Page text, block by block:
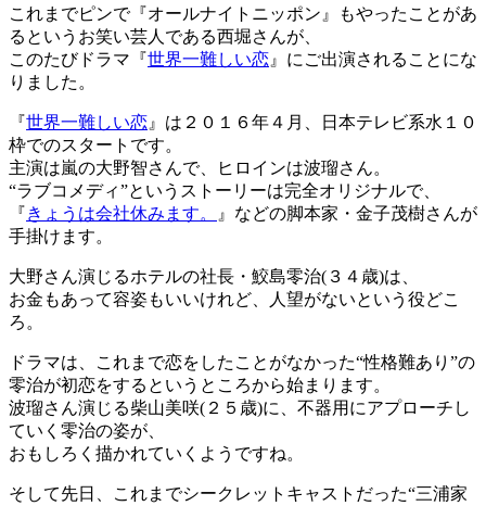
これまでピンで『オールナイトニッポン』もやったことがあ
るというお笑い芸人である西堀さんが、
このたびドラマ『世界一難しい恋 』にご出演されることにな
りました。
『世界一難しい恋 』は２０１６年４月、日本テレビ系水１０
枠でのスタートです。
主演は嵐の大野智さんで、ヒロインは波瑠さん。
“ラブコメディ”というストーリーは完全オリジナルで、
『きょうは会社休みます。
』などの脚本家・金子茂樹さんが
手掛けます。
大野さん演じるホテルの社長・鮫島零治(３４歳)は、
お金もあって容姿もいいけれど、人望がないという役どこ
ろ。
ドラマは、これまで恋をしたことがなかった“性格難あり”の
零治が初恋をするというところから始まります。
波瑠さん演じる柴山美咲(２５歳)に、不器用にアプローチし
ていく零治の姿が、
おもしろく描かれていくようですね。
そして先日、これまでシークレットキャストだった“三浦家